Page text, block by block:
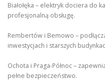
Białołęka – elektryk dociera do
profesjonalną obsługę.
Rembertów i Bemowo –
inwestycjach i starszych
Ochota i Praga-Północ –
pełne bezpieczeństwo.